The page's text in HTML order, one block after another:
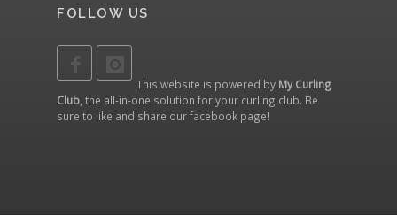
FOLLOW US
This website is powered by My Curling
Club , the all-in-one solution for your curling club. Be
sure to like and share ourfacebook page!